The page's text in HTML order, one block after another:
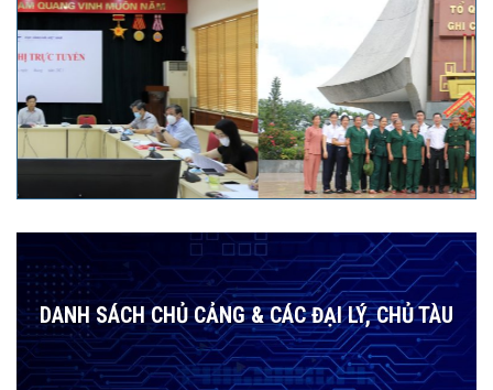
DANH SÁCH CHỦ CẢNG & CÁC ĐẠI LÝ, CHỦ TÀU